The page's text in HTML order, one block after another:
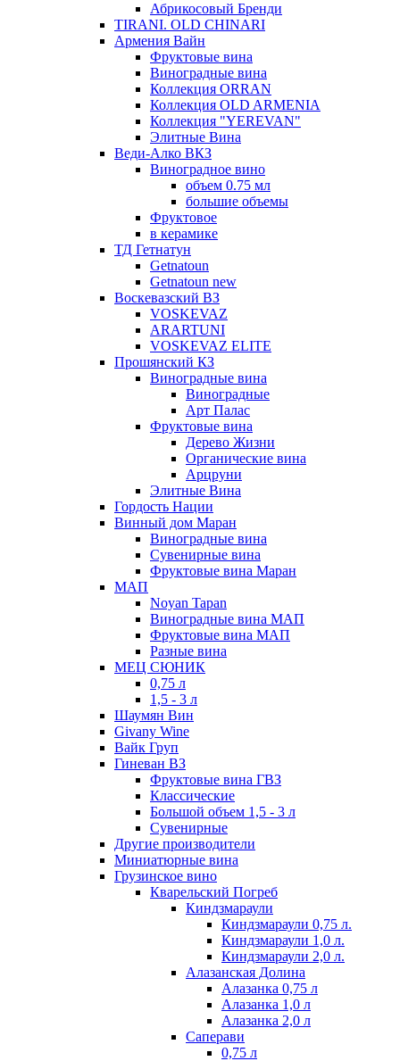
Абрикосовый Бренди
TIRANI. OLD CHINARI
Армения Вайн
Фруктовые вина
Виноградные вина
Коллекция ORRAN
Коллекция OLD ARMENIA
Коллекция "YEREVAN"
Элитные Вина
Веди-Алко ВКЗ
Виноградное вино
объем 0.75 мл
большие объемы
Фруктовое
в керамике
ТД Гетнатун
Getnatoun
Getnatoun new
Воскевазский ВЗ
VOSKEVAZ
ARARTUNI
VOSKEVAZ ELITE
Прошянский КЗ
Виноградные вина
Виноградные
Арт Палас
Фруктовые вина
Дерево Жизни
Органические вина
Арцруни
Элитные Вина
Гордость Нации
Винный дом Маран
Виноградные вина
Сувенирные вина
Фруктовые вина Маран
МАП
Noyan Tapan
Виноградные вина МАП
Фруктовые вина МАП
Разные вина
МЕЦ СЮНИК
0,75 л
1,5 - 3 л
Шаумян Вин
Givany Wine
Вайк Груп
Гиневан ВЗ
Фруктовые вина ГВЗ
Классические
Большой объем 1,5 - 3 л
Сувенирные
Другие производители
Миниатюрные вина
Грузинское вино
Кварельский Погреб
Киндзмараули
Киндзмараули 0,75 л.
Киндзмараули 1,0 л.
Киндзмараули 2,0 л.
Алазанская Долина
Алазанка 0,75 л
Алазанка 1,0 л
Алазанка 2,0 л
Саперави
0,75 л